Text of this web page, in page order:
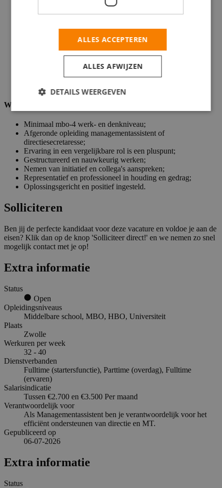
Directe impact op bedrijfsstrategie;
Ruim opleidingsbudget voor jouw groei;
Aantrekkelijk salaris tussen de €2700,- en €3500 obv van
Minimaal 30 vakantiedagen (bij fulltime);
Winstdelingsregeling en internetvergoeding;
Wat wij vragen
Minimaal mbo-4 werk- en denkniveau;
Afgeronde opleiding managementassistent of
directiesecretaresse;
Ervaring in een vergelijkbare rol is een pluspunt;
Gestructureerd en nauwkeurig werken;
Nemen van initiatief en collega's aanspreken;
Representatief en professioneel in houding en gedrag;
Oplossingsgericht en positief ingesteld.
Solliciteren
Ben jij de perfecte kandidaat voor deze vacature en voldoe je aan de
eisen? Klik dan op de knop 'Solliciteer direct!' en we nemen zo snel
mogelijk contact met je op!
Extra informatie
Status
Open
Opleidingsniveaus
Middelbare school, MBO, HBO, Universiteit
Plaats
Zwolle
Werkuren per week
32 - 40
Dienstverbanden
Fulltime (startersfunctie), Parttime (overdag), Fulltime
(ervaren)
Salarisindicatie
Tussen €2.700 en €3.500 Per maand
Verantwoordelijk voor
Als Managementassistent ben je verantwoordelijk voor het
efficiënt ondersteunen van directie en MT.
Gepubliceerd op
06-07-2026
Extra informatie
Status
ALLES ACCEPTEREN
ALLES AFWIJZEN
DETAILS WEERGEVEN